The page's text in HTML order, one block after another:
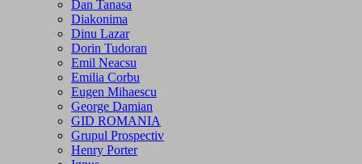
Dan Tanasa
Diakonima
Dinu Lazar
Dorin Tudoran
Emil Neacsu
Emilia Corbu
Eugen Mihaescu
George Damian
GID ROMANIA
Grupul Prospectiv
Henry Porter